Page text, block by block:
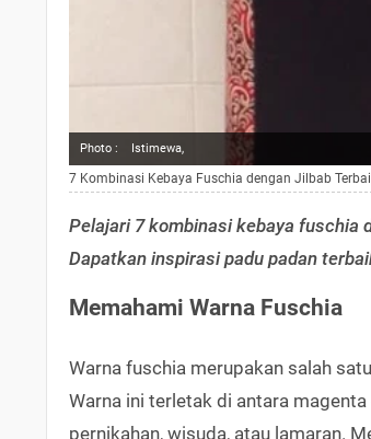
Photo : Istimewa,
7 Kombinasi Kebaya Fuschia dengan Jilbab
Pelajari 7 kombinasi kebaya fuschia
Dapatkan inspirasi padu padan
Memahami Warna Fuschia
Warna fuschia merupakan salah
Warna ini terletak di antara
pernikahan, wisuda, atau lamaran.